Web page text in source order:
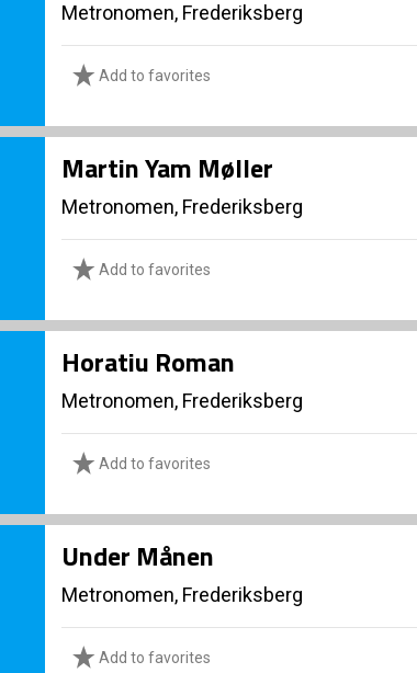
Metronomen, Frederiksberg
Add to favorites
Martin Yam Møller
Metronomen, Frederiksberg
Add to favorites
Horatiu Roman
Metronomen, Frederiksberg
Add to favorites
Under Månen
Metronomen, Frederiksberg
Add to favorites